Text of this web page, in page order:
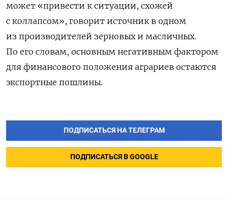
может «привести к ситуации, схожей
с коллапсом», говорит источник в одном
из производителей зерновых и масличных.
По его словам, основным негативным фактором
для финансового положения аграриев остаются
экспортные пошлины.
ПОДПИСАТЬСЯ НА ТЕЛЕГРАМ
ПОДПИСАТЬСЯ В GOOGLE